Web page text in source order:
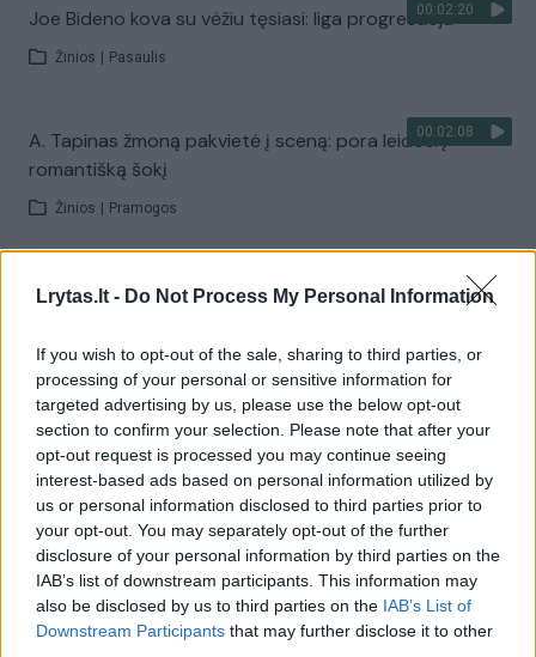
Lrytas.lt - Do Not Process My Personal Information
If you wish to opt-out of the sale, sharing to third parties, or
processing of your personal or sensitive information for
targeted advertising by us, please use the below opt-out
section to confirm your selection. Please note that after your
opt-out request is processed you may continue seeing
interest-based ads based on personal information utilized by
us or personal information disclosed to third parties prior to
your opt-out. You may separately opt-out of the further
disclosure of your personal information by third parties on the
IAB’s list of downstream participants. This information may
also be disclosed by us to third parties on the IAB’s List of
Downstream Participants that may further disclose it to other
00:02:20
Joe Bideno kova su vėžiu tęsiasi: liga progresuoja
Žinios Pasaulis
00:02:08
A. Tapinas žmoną pakvietė į sceną: pora leidosi į
romantišką šokį
Žinios Pramogos
Visi įrašai
Žiūrimiausi įrašai
00:00:30
Vaizdai iš tragiškos avarijos Vilniaus r.: dviejų moterų ir
vaiko gyvybių išgelbėti nepavyko
Žinios | Lietuvos diena
00:00:57
Savaitės vidurys nusimato karštas: temperatūra kils iki